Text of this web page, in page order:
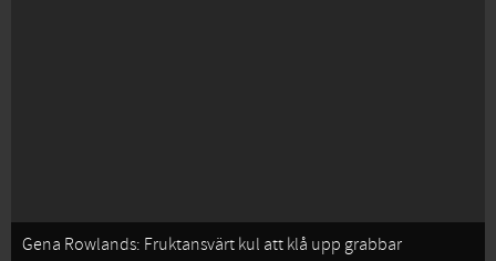
Gena Rowlands: Fruktansvärt kul att klå upp grabbar